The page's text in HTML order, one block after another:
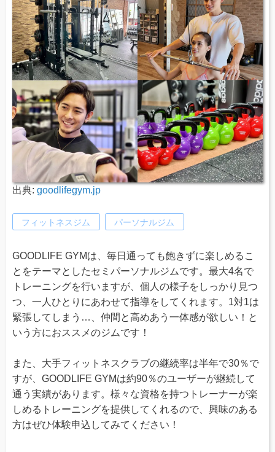
出典: goodlifegym.jp
フィットネスジム パーソナルジム
GOODLIFE GYMは、毎日通っても飽きずに楽しめるこ
とをテーマとしたセミパーソナルジムです。最大4名で
トレーニングを行いますが、個人の様子をしっかり見つ
つ、一人ひとりにあわせて指導をしてくれます。1対1は
緊張してしまう…、仲間と高めあう一体感が欲しい！と
いう方におススメのジムです！
また、大手フィットネスクラブの継続率は半年で30％で
すが、GOODLIFE GYMは約90％のユーザーが継続して
通う実績があります。様々な資格を持つトレーナーが楽
しめるトレーニングを提供してくれるので、興味のある
方はぜひ体験申込してみてください！